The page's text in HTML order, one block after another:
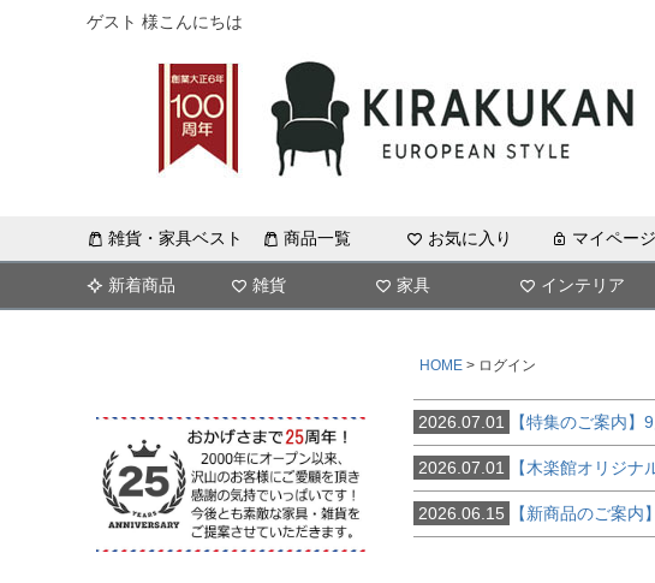
ゲスト 様こんにちは
雑貨・家具ベスト 商品一覧 お気に入り マイページ
新着商品 雑貨 家具 インテリア
HOME ログイン
2026.07.01 【特集のご案内
2026.07.01 【木楽館オリジ
2026.06.15 【新商品のご案